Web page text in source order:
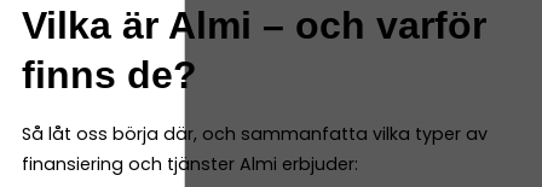
Vilka är Almi – och varför
finns de?
Så låt oss börja där, och sammanfatta vilka typer av
finansiering och tjänster Almi erbjuder: